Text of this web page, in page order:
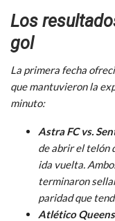
Los
gol
La primera fecha
que mantuvieron la
minuto:
Astra FC vs.
de abrir el telón
ida vuelta.
terminaron
paridad que
Atlético Queens